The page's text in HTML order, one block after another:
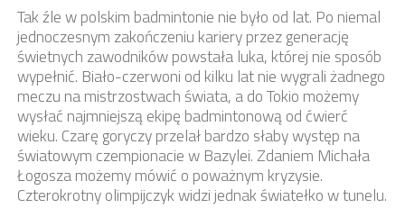
Tak źle w polskim badmintonie nie było od lat. Po niemal
jednoczesnym zakończeniu kariery przez generację
świetnych zawodników powstała luka, której nie sposób
wypełnić. Biało-czerwoni od kilku lat nie wygrali żadnego
meczu na mistrzostwach świata, a do Tokio możemy
wysłać najmniejszą ekipę badmintonową od ćwierć
wieku. Czarę goryczy przelał bardzo słaby występ na
światowym czempionacie w Bazylei. Zdaniem Michała
Łogosza możemy mówić o poważnym kryzysie.
Czterokrotny olimpijczyk widzi jednak światełko w tunelu.